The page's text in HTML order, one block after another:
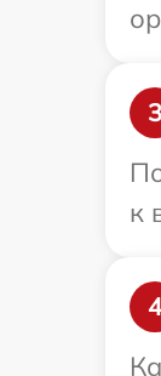
3
к
4